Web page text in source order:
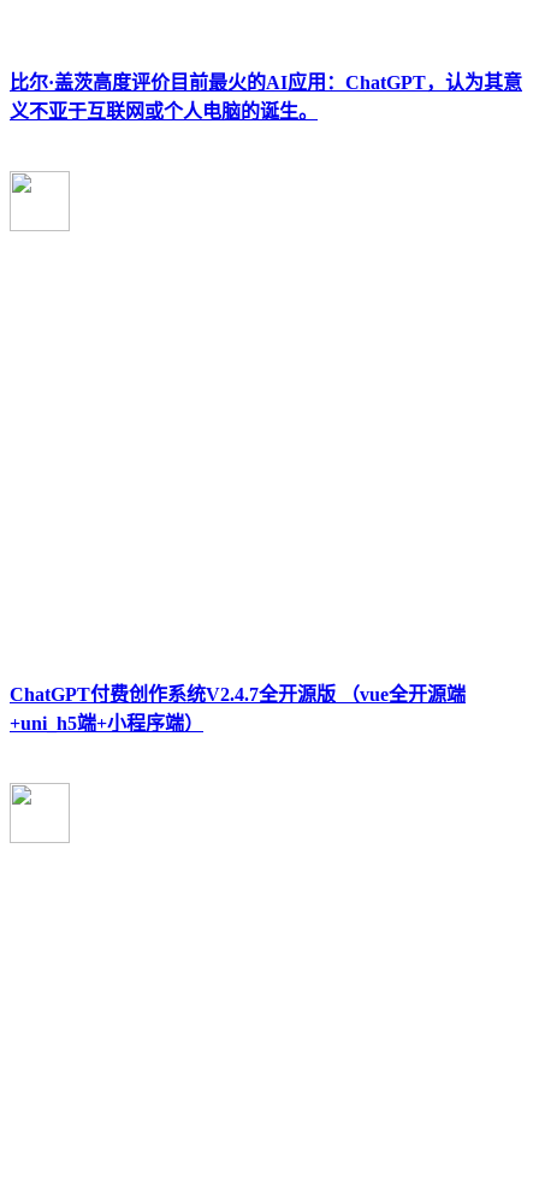
比尔·盖茨高度评价目前最火的AI应用：ChatGPT，认为其意
义不亚于互联网或个人电脑的诞生。
ChatGPT付费创作系统V2.4.7全开源版 （vue全开源端
+uni_h5端+小程序端）